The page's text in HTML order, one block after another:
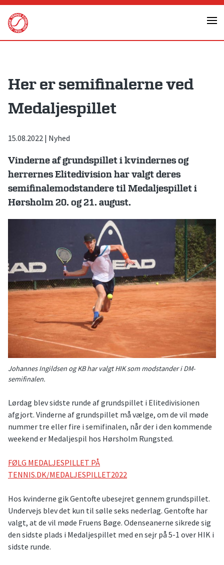
Skip
content
Her er semifinalerne ved
Medaljespillet
15.08.2022 | Nyhed
Vinderne af grundspillet i kvindernes og
herrernes Elitedivision har valgt deres
semifinalemodstandere til Medaljespillet i
Hørsholm 20. og 21. august.
Johannes Ingildsen og KB har valgt HIK som modstander i DM-
semifinalen.
Lørdag blev sidste runde af grundspillet i Elitedivisionen
afgjort. Vinderne af grundspillet må vælge, om de vil møde
nummer tre eller fire i semifinalen, når der i den kommende
weekend er Medaljespil hos Hørsholm Rungsted.
FØLG MEDALJESPILLET PÅ
TENNIS.DK/MEDALJESPILLET2022
Hos kvinderne gik Gentofte ubesejret gennem grundspillet.
Undervejs blev det kun til sølle seks nederlag. Gentofte har
valgt, at de vil møde Fruens Bøge. Odenseanerne sikrede sig
den sidste plads i Medaljespillet med en sejr på 5-1 over HIK i
sidste runde.